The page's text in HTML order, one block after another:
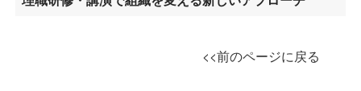
<<前のページに戻る